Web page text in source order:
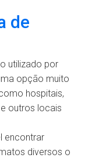
de
utilizado por
opção muito
hospitais,
outros locais
encontrar
diversos o